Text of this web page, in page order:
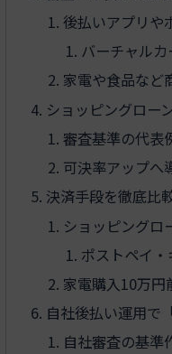
後払いアプリや
バーチャル
家電や食品など
ショッピングロー
審査基準の代表
可決率アップへ
決済手段を徹底比
ショッピングロ
ポストペイ
家電購入10万円
自社後払い運用で
自社審査の基準